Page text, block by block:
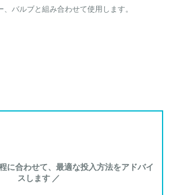
ー、バルブと組み合わせて使用します。
に合わせて、最適な投入方法をアドバイ
スします ／